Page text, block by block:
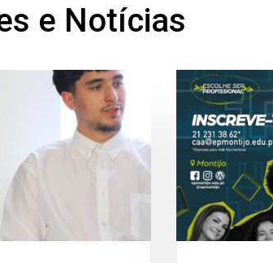
e Notícias